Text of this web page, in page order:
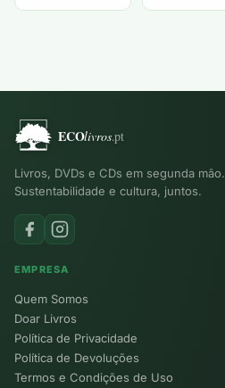
Livros, DVDs e CDs em segunda mão.
Sustentabilidade e cultura, juntos.
EMPRESA
Quem Somos
Doar Livros
Política de Privacidade
Política de Devoluções
Termos e Condições de Uso